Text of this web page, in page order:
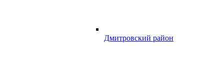
Дмитровский район